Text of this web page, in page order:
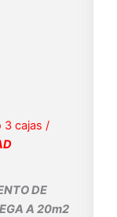
3 cajas /
DE
A 20m2